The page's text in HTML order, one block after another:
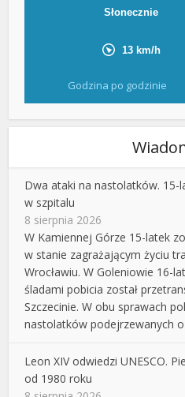
Godzina po godzinie
Dwa ataki na nastolatków. 15-
w szpitalu
8 sierpnia 2026
W Kamiennej Górze 15-latek
w stanie zagrażającym życiu
Wrocławiu. W Goleniowie 16-
śladami pobicia został
Szczecinie. W obu sprawach
nastolatków podejrzewanych o
Leon XIV odwiedzi UNESCO.
od 1980 roku